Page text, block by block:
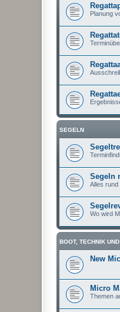
Planung
SEGELN
Segeln
Alles rund
Wo wird
BOOT, TECHNIK
New
Micro
Themen